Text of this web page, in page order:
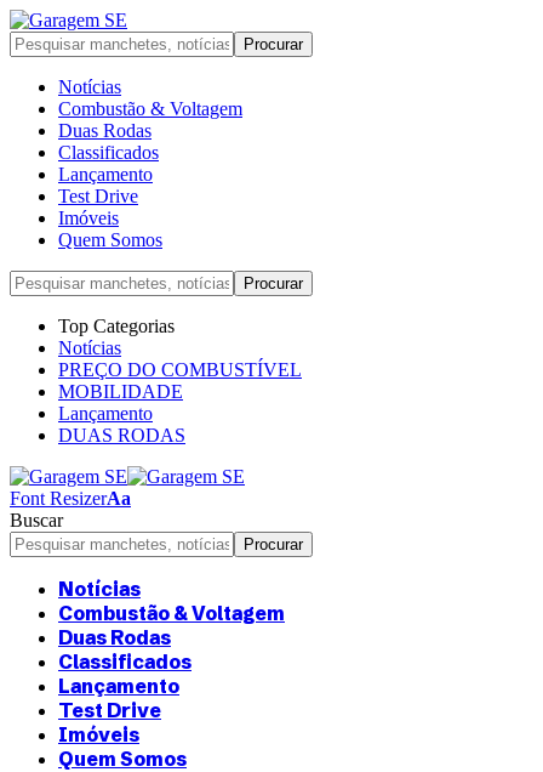
Notícias
Combustão & Voltagem
Duas Rodas
Classificados
Lançamento
Test Drive
Imóveis
Quem Somos
Top Categorias
Notícias
PREÇO DO COMBUSTÍVEL
MOBILIDADE
Lançamento
DUAS RODAS
Font ResizerAa
Buscar
Notícias
Combustão & Voltagem
Duas Rodas
Classificados
Lançamento
Test Drive
Imóveis
Quem Somos